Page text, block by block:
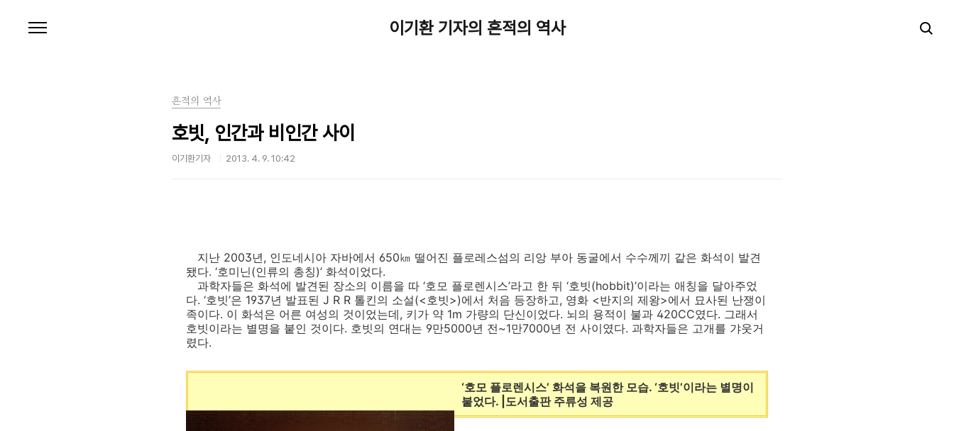
이기환 기자의 흔적의 역사
흔적의 역사
호빗, 인간과 비인간 사이
이기환기자 2013. 4. 9. 10:42
지난 2003년, 인도네시아 자바에서 650㎞ 떨어진 플로레스섬의 리앙 부아 동굴에서 수수께끼 같은 화석이 발견
됐다. ‘호미닌(인류의 총칭)’ 화석이었다.
과학자들은 화석에 발견된 장소의 이름을 따 ‘호모 플로렌시스’라고 한 뒤 ‘호빗(hobbit)’이라는 애칭을 달아주었
다. ‘호빗’은 1937년 발표된 J R R 톨킨의 소설(<호빗>)에서 처음 등장하고, 영화 <반지의 제왕>에서 묘사된 난쟁이
족이다. 이 화석은 어른 여성의 것이었는데, 키가 약 1m 가량의 단신이었다. 뇌의 용적이 불과 420CC였다. 그래서
호빗이라는 별명을 붙인 것이다. 호빗의 연대는 9만5000년 전~1만7000년 전 사이였다. 과학자들은 고개를 갸웃거
렸다.
‘호모 플로렌시스’ 화석을 복원한 모습. ‘호빗’이라는 별명이
붙었다. |도서출판 주류성 제공